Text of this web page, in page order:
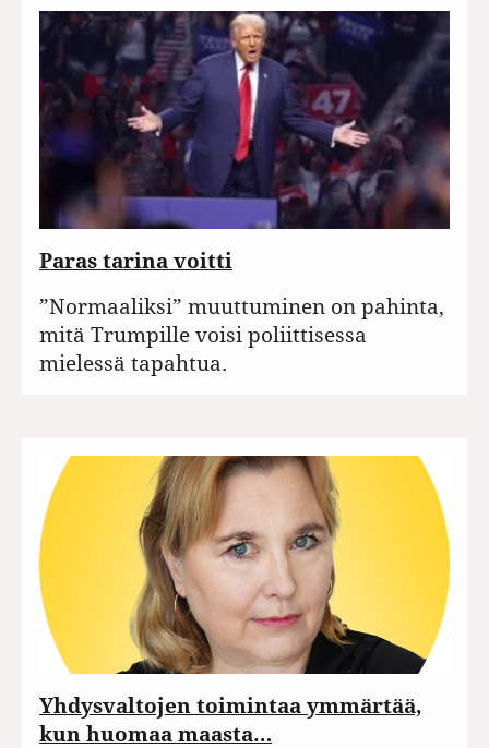
Paras tarina voitti
”Normaaliksi” muuttuminen on pahinta,
mitä Trumpille voisi poliittisessa
mielessä tapahtua.
Yhdysvaltojen toimintaa ymmärtää,
kun huomaa maasta…